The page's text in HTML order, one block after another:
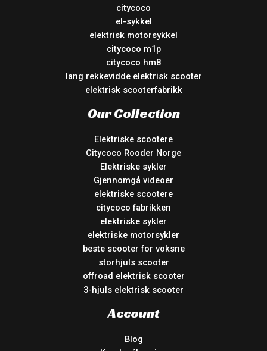
citycoco
el-sykkel
elektrisk motorsykkel
citycoco m1p
citycoco hm8
lang rekkevidde elektrisk scooter
elektrisk scooterfabrikk
Our Collection
Elektriske scootere
Citycoco Rooder Norge
Elektriske sykler
Gjennomgå videoer
elektriske scootere
citycoco fabrikken
elektriske sykler
elektriske motorsykler
beste scooter for voksne
storhjuls scooter
offroad elektrisk scooter
3-hjuls elektrisk scooter
Account
Blog